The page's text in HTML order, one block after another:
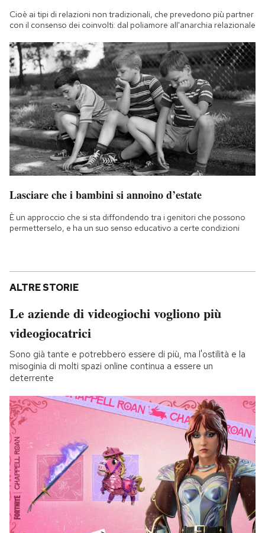
Cioè ai tipi di relazioni non tradizionali, che prevedono più partner
con il consenso dei coinvolti: dal poliamore all'anarchia relazionale
Lasciare che i bambini si annoino d’estate
È un approccio che si sta diffondendo tra i genitori che possono
permetterselo, e ha un suo senso educativo a certe condizioni
ALTRE STORIE
Le aziende di videogiochi vogliono più
videogiocatrici
Sono già tante e potrebbero essere di più, ma l'ostilità e la
misoginia di molti spazi online continua a essere un
deterrente